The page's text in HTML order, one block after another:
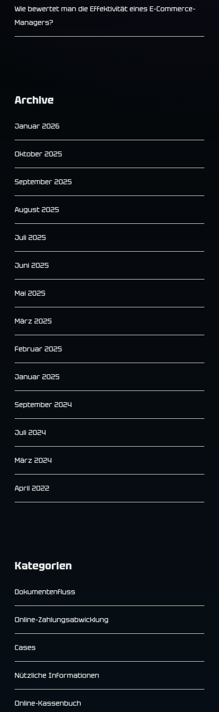
Wie bewertet man die Effektivität eines E-Commerce-
Managers?
Archive
Januar 2026
Oktober 2025
September 2025
August 2025
Juli 2025
Juni 2025
Mai 2025
März 2025
Februar 2025
Januar 2025
September 2024
Juli 2024
März 2024
April 2022
Kategorien
Dokumentenfluss
Online-Zahlungsabwicklung
Cases
Nützliche Informationen
Online-Kassenbuch